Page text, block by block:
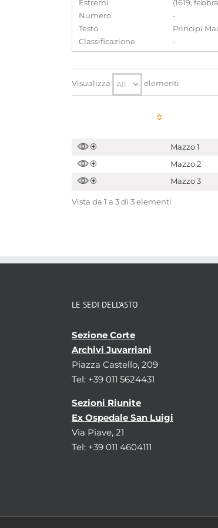
Estremi
(1619,
Numero
-
Testo
Principi
Classificazione
-
Visualizza elementi
Mazzo 1
Mazzo 2
Mazzo 3
Vista da 1 a 3 di 3 elementi
LE SEDI DELL’ASTO
Sezione Corte
Archivi Juvarriani
Piazza Castello, 209
Tel: +39 011 5624431
Sezioni Riunite
Ex Ospedale San Luigi
Via Piave, 21
Tel: +39 011 4604111